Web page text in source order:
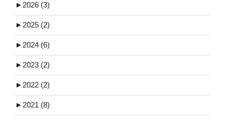
►2026 (3)
►2025 (2)
►2024 (6)
►2023 (2)
►2022 (2)
►2021 (8)